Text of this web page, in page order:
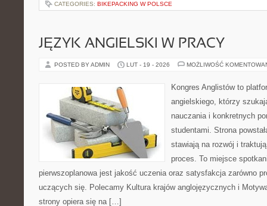
CATEGORIES: BIKEPACKING W POLSCE
JĘZYK ANGIELSKI W PRACY
POSTED BY ADMIN LUT - 19 - 2026 MOŻLIWOŚĆ
Kongres Anglistów to
angielskiego, którzy
nauczania i konkretnych
studentami. Strona
stawiają na rozwój i
proces. To miejsce
pierwszoplanowa jest jakość uczenia oraz satysfakcja zarówno
uczących się. Polecamy Kultura krajów anglojęzycznych i
strony opiera się na […]